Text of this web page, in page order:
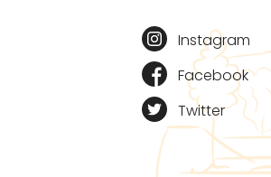
Instagram
Facebook
Twitter